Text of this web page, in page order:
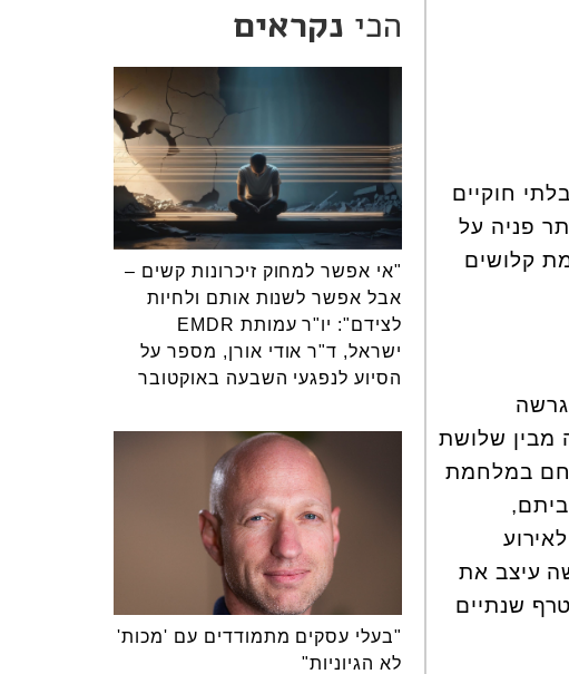
חוקיים
פניה על
קלושים
והתגרשה
במערב פריז כצעירה מבין שלושת
במלחמת
ביתם,
עיצב את
להצטרף שנתיים
הכי נקראים
"אי אפשר למחוק זיכרונות קשים –
אבל אפשר לשנות אותם ולחיות
לצידם": יו"ר עמותת EMDR
ישראל, ד"ר אודי אורן, מספר על
הסיוע לנפגעי השבעה באוקטובר
"בעלי עסקים מתמודדים עם 'מכות'
לא הגיוניות"